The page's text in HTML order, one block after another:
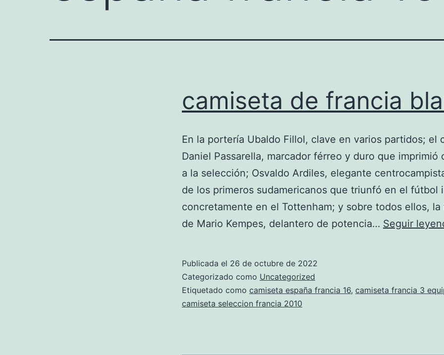
camiseta de francia
En la portería Ubaldo Fillol, clave en varios partidos; el
Daniel Passarella, marcador férreo y duro que imprimió
a la selección; Osvaldo Ardiles, elegante
de los primeros sudamericanos que triunfó en el fútbol
concretamente en el Tottenham; y sobre todos ellos, la
de Mario Kempes, delantero de potencia… Seguir
Publicada el 26 de octubre de 2022
Categorizado como Uncategorized
Etiquetado como camiseta españa francia 16, camiseta francia 3
camiseta seleccion francia 2010